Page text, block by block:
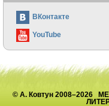
ВКонтакте
YouTube
© А. Ковтун